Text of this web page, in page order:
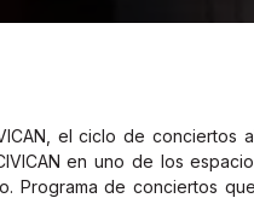
el ciclo de conciertos
en uno de los
Programa de conciertos